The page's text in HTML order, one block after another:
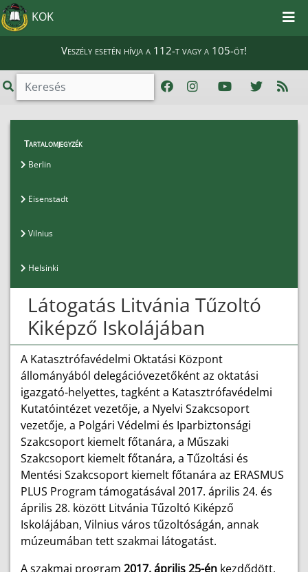
KOK
Veszély esetén hívja a 112-t vagy a 105-öt!
Hallgatói Információk
Vilnius
Tartalomjegyzék
Berlin
Eisenstadt
Vilnius
Helsinki
Látogatás Litvánia Tűzoltó
Kiképző Iskolájában
A Katasztrófavédelmi Oktatási Központ
állományából delegációvezetőként az oktatási
igazgató-helyettes, tagként a Katasztrófavédelmi
Kutatóintézet vezetője, a Nyelvi Szakcsoport
vezetője, a Polgári Védelmi és Iparbiztonsági
Szakcsoport kiemelt főtanára, a Műszaki
Szakcsoport kiemelt főtanára, a Tűzoltási és
Mentési Szakcsoport kiemelt főtanára az ERASMUS
PLUS Program támogatásával 2017. április 24. és
április 28. között Litvánia Tűzoltó Kiképző
Iskolájában, Vilnius város tűzoltóságán, annak
múzeumában tett szakmai látogatást.
A szakmai program 2017. április 25-én kezdődött,